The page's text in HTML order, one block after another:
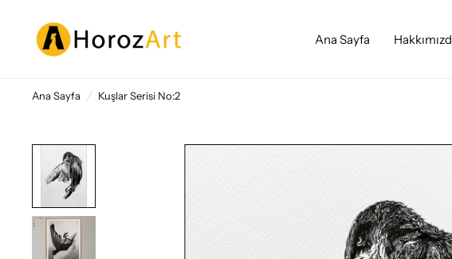
Ana Sayfa
Ana Sayfa / Kuşlar Serisi No:2